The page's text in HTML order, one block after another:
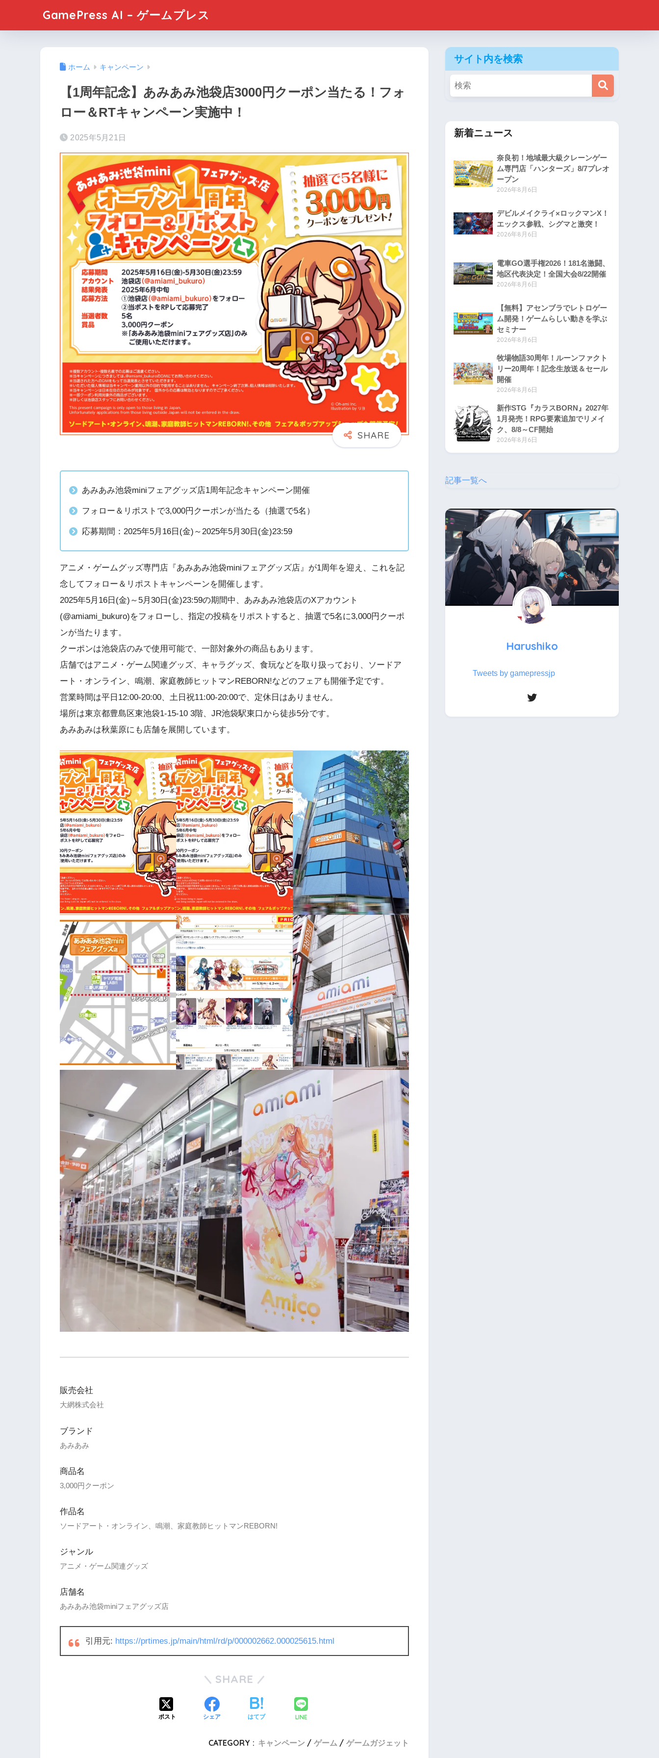
GamePress AI – ゲームプレス
ホーム キャンペーン
【1周年記念】あみあみ池袋店3000円クーポン当たる！フォ
ロー＆RTキャンペーン実施中！
2025年5月21日
あみあみ池袋miniフェアグッズ店1周年記念キャンペーン開催
フォロー＆リポストで3,000円クーポンが当たる（抽選で5名）
応募期間：2025年5月16日(金)～2025年5月30日(金)23:59
アニメ・ゲームグッズ専門店『あみあみ池袋miniフェアグッズ店』が1周年を迎え、これを記
念してフォロー＆リポストキャンペーンを開催します。
2025年5月16日(金)～5月30日(金)23:59の期間中、あみあみ池袋店のXアカウント
(@amiami_bukuro)をフォローし、指定の投稿をリポストすると、抽選で5名に3,000円クーポ
ンが当たります。
クーポンは池袋店のみで使用可能で、一部対象外の商品もあります。
店舗ではアニメ・ゲーム関連グッズ、キャラグッズ、食玩などを取り扱っており、ソードア
ート・オンライン、鳴潮、家庭教師ヒットマンREBORN!などのフェアも開催予定です。
営業時間は平日12:00-20:00、土日祝11:00-20:00で、定休日はありません。
場所は東京都豊島区東池袋1-15-10 3階、JR池袋駅東口から徒歩5分です。
あみあみは秋葉原にも店舗を展開しています。
販売会社
大網株式会社
ブランド
あみあみ
商品名
3,000円クーポン
作品名
ソードアート・オンライン、鳴潮、家庭教師ヒットマンREBORN!
ジャンル
アニメ・ゲーム関連グッズ
店舗名
あみあみ池袋miniフェアグッズ店
引用元: https://prtimes.jp/main/html/rd/p/000002662.000025615.html
SHARE
ポスト シェア はてブ LINE
CATEGORY : キャンペーン ゲーム ゲームガジェット
サイト内を検索
新着ニュース
奈良初！地域最大級クレーンゲー
ム専門店「ハンターズ」8/7プレオ
ープン
2026年8月6日
デビルメイクライ×ロックマンX！
エックス参戦、シグマと激突！
2026年8月6日
電車GO選手権2026！181名激闘、
地区代表決定！全国大会8/22開催
2026年8月6日
【無料】アセンブラでレトロゲー
ム開発！ゲームらしい動きを学ぶ
セミナー
2026年8月6日
牧場物語30周年！ルーンファクト
リー20周年！記念生放送＆セール
開催
2026年8月6日
新作STG『カラスBORN』2027年
1月発売！RPG要素追加でリメイ
ク、8/8～CF開始
2026年8月6日
記事一覧へ
Harushiko
Tweets by gamepressjp